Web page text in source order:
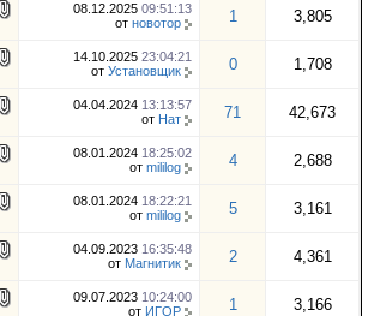
08.12.2025 09:51:13
от новотор 1 3,805
14.10.2025 23:04:21
от Установщик 0 1,708
04.04.2024 13:13:57
от Нат 71 42,673
08.01.2024 18:25:02
от mililog 4 2,688
08.01.2024 18:22:21
от mililog 5 3,161
04.09.2023 16:35:48
от Магнитик 2 4,361
09.07.2023 10:24:00
от ИГOР 1 3,166